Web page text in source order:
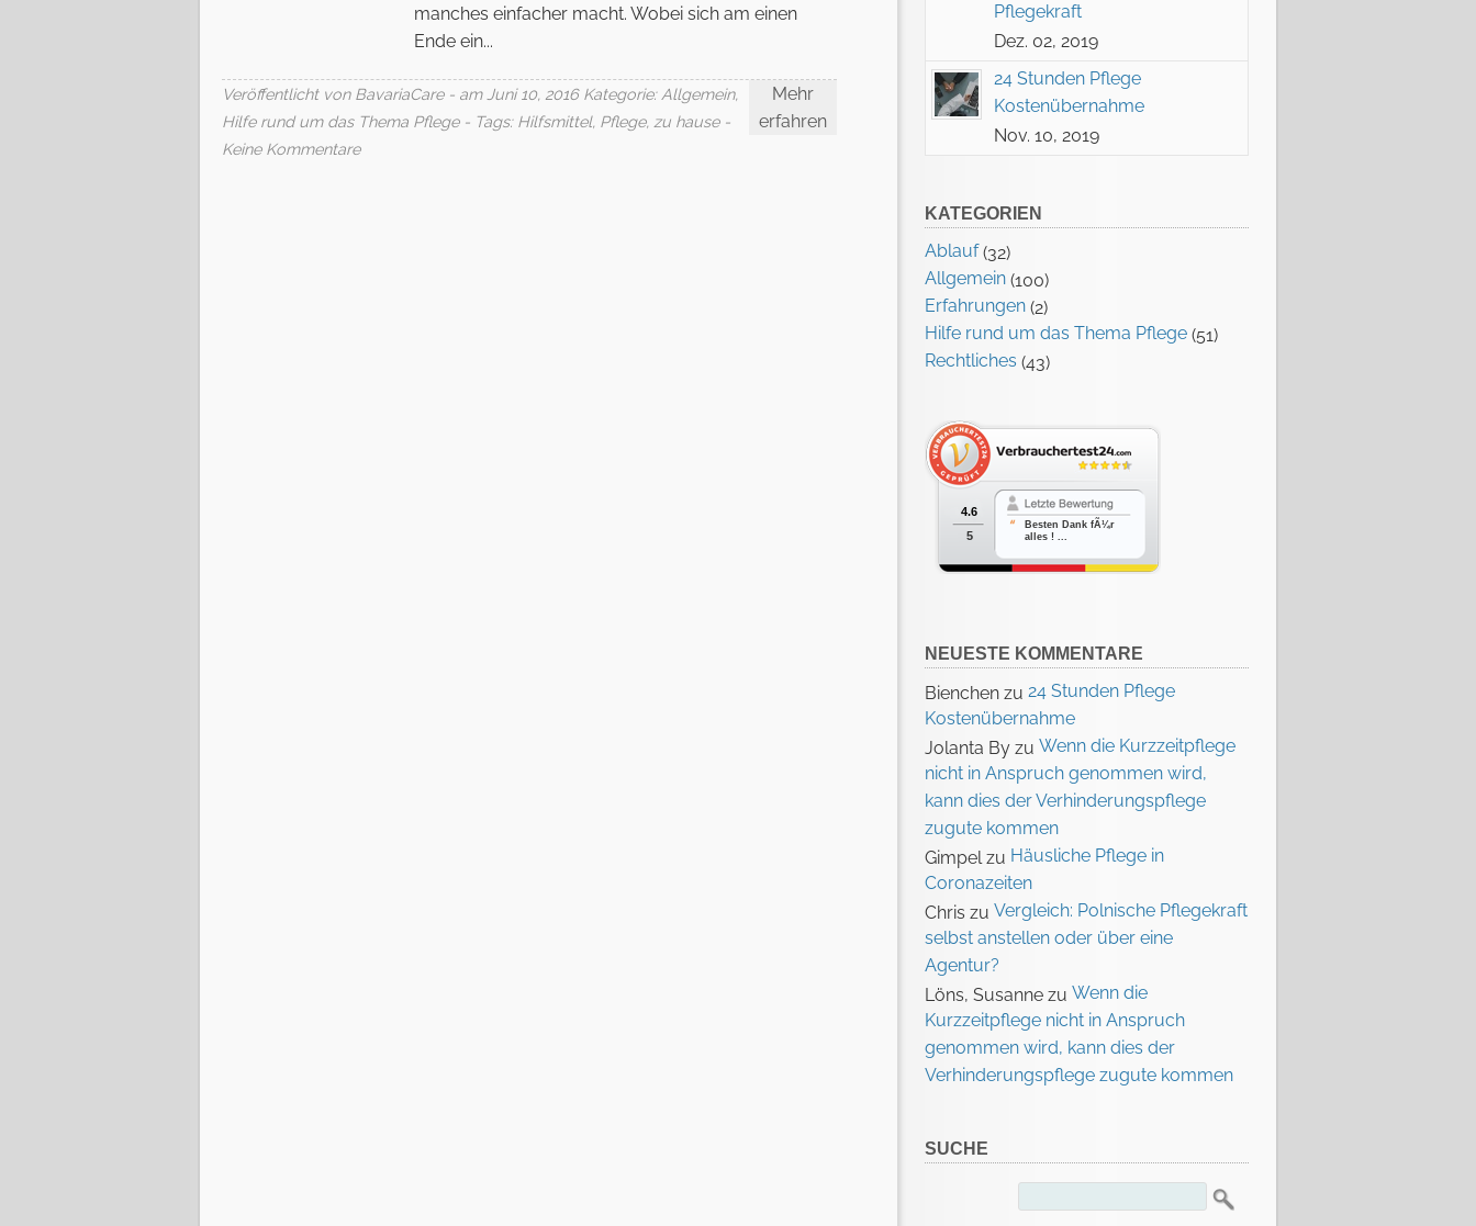
manches einfacher macht. Wobei sich am einen
Ende ein...
Veröffentlicht von BavariaCare - am Juni 10, 2016 Kategorie: Allgemein,
Hilfe rund um das Thema Pflege- Tags: Hilfsmittel, Pflege, zu hause -
Keine Kommentare
Mehr
erfahren
Pflegekraft
Dez. 02, 2019
24 Stunden Pflege
Kostenübernahme
Nov. 10, 2019
KATEGORIEN
Ablauf(32)
Allgemein (100)
Erfahrungen (2)
Hilfe rund um das Thema Pflege (51)
Rechtliches (43)
4.6
5
Besten Dank fÃ¼r
alles ! ...
NEUESTE KOMMENTARE
Bienchen zu 24 Stunden Pflege
Kostenübernahme
Jolanta By zu Wenn die Kurzzeitpflege
nicht in Anspruch genommen wird,
kann dies der Verhinderungspflege
zugute kommen
Gimpelzu Häusliche Pflege in
Coronazeiten
Chris zu Vergleich: Polnische Pflegekraft
selbst anstellen oder über eine
Agentur?
Löns, Susanne zu Wenn die
Kurzzeitpflege nicht in Anspruch
genommen wird, kann dies der
Verhinderungspflege zugute kommen
SUCHE